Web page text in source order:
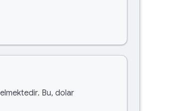
Bu, dolar